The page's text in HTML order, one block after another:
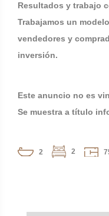
Resultados y trabajo
Trabajamos un
vendedores y
inversión.
Este anuncio no es
Se muestra a título
2 2